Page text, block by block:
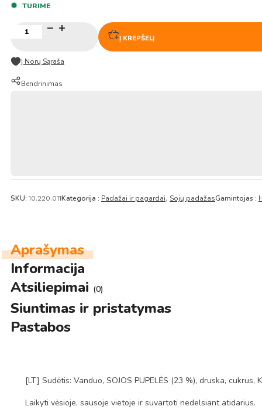
TURIME
kiekis:
Tamsusis
Sojų
padažas
Į KREPŠELĮ
Į Norų Sąraša
Bendrinimas
SKU: 10.220.011Kategorija : Padažai ir pagardai, Sojų padažasGamintojas :
Aprašymas
Informacija
Atsiliepimai (0)
Siuntimas ir pristatymas
Pastabos
[LT] Sudėtis: Vanduo, SOJOS PUPELĖS (23 %), druska, cukrus,
Laikyti vėsioje, sausoje vietoje ir suvartoti nedelsiant atidarius.